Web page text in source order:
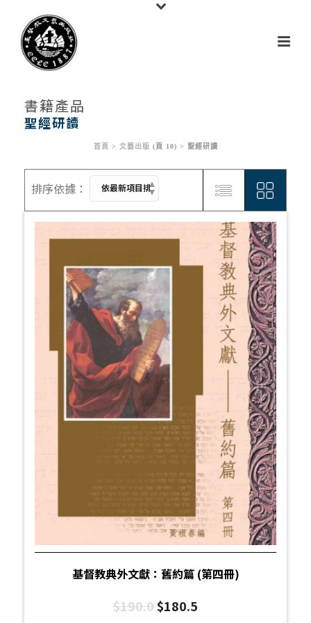
書籍產品
首頁 > 文藝出版 (頁 10) > 聖經研讀
聖經研讀
基督教典外文獻：舊約篇 (第四冊)
$190.0$180.5